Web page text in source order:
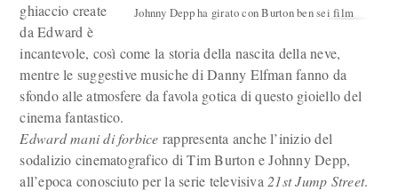
Johnny Depp ha girato con Burton ben sei film
ghiaccio create
da Edward è
incantevole, così come la storia della nascita della neve,
mentre le suggestive musiche di Danny Elfman fanno da
sfondo alle atmosfere da favola gotica di questo gioiello del
cinema fantastico.
Edward mani di forbice rappresenta anche l’inizio del
sodalizio cinematografico di Tim Burton e Johnny Depp,
all’epoca conosciuto per la serie televisiva 21st Jump Street.